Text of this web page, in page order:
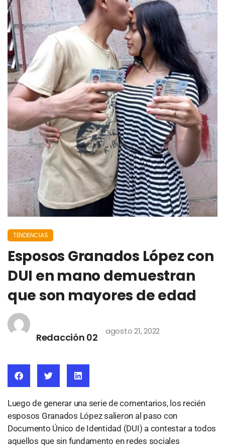
TENDENCIAS
Esposos Granados López con
DUI en mano demuestran
que son mayores de edad
Redacción 02
agosto 21, 2022
Luego de generar una serie de comentarios, los recién
esposos Granados López salieron al paso con
Documento Único de Identidad (DUI) a contestar a todos
aquellos que sin fundamento en redes sociales